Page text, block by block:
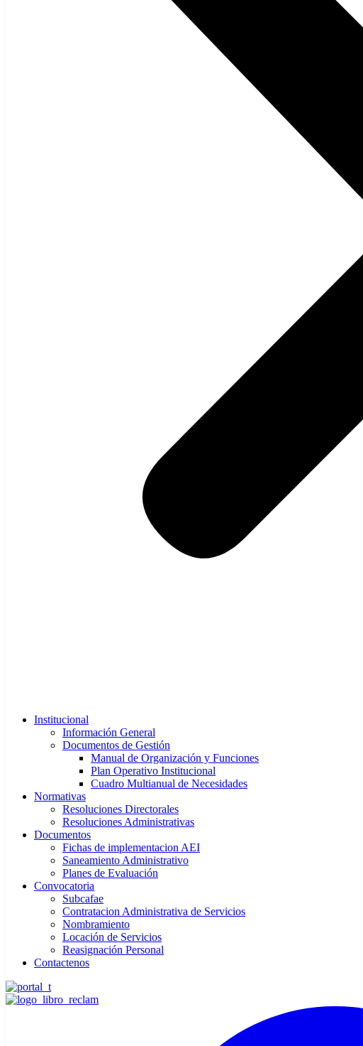
Institucional
Información General
Documentos de Gestión
Manual de Organización y Funciones
Plan Operativo Institucional
Cuadro Multianual de Necesidades
Normativas
Resoluciones Directorales
Resoluciones Administrativas
Documentos
Fichas de implementacion AEI
Saneamiento Administrativo
Planes de Evaluación
Convocatoria
Subcafae
Contratacion Administrativa de Servicios
Nombramiento
Locación de Servicios
Reasignación Personal
Contactenos